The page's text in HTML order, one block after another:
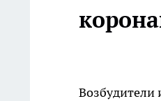
Возбудители